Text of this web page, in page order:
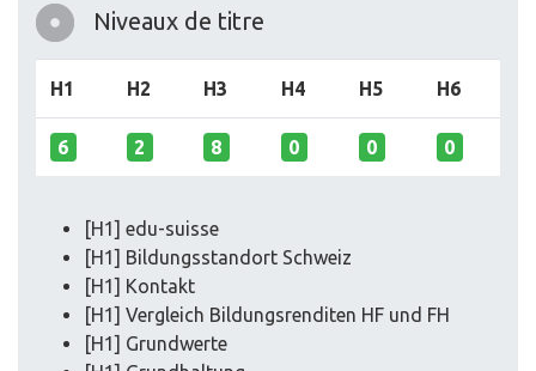
Niveaux de titre
H1 H2 H3 H4 H5 H6
6 2 8 0 0 0
[H1] edu-suisse
[H1] Bildungsstandort Schweiz
[H1] Kontakt
[H1] Vergleich Bildungsrenditen HF und FH
[H1] Grundwerte